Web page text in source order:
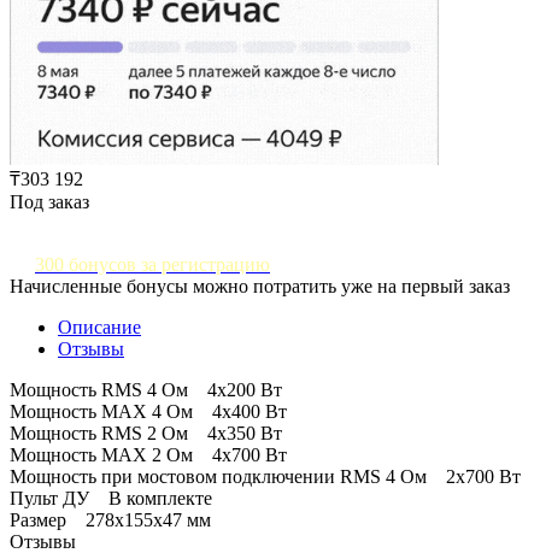
₸303 192
Под заказ
300 бонусов за регистрацию
Начисленные бонусы можно потратить уже на первый заказ
Описание
Отзывы
Мощность RMS 4 Ом 4х200 Вт
Мощность MAX 4 Ом 4х400 Вт
Мощность RMS 2 Ом 4х350 Вт
Мощность MAX 2 Ом 4х700 Вт
Мощность при мостовом подключении RMS 4 Ом 2х700 Вт
Пульт ДУ В комплекте
Размер 278х155х47 мм
Отзывы